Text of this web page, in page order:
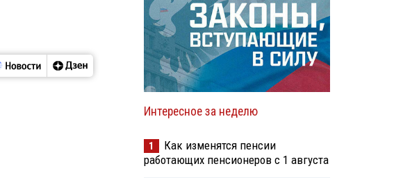
Интересное за неделю
1
Как изменятся пенсии
работающих пенсионеров с 1 августа